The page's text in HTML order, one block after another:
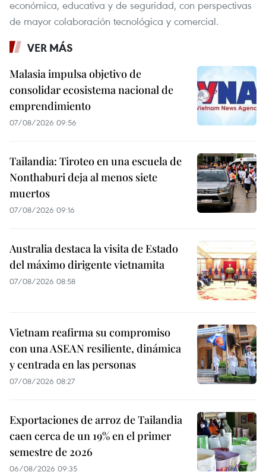
económica, educativa y de seguridad, con perspectivas
de mayor colaboración tecnológica y comercial.
VER MÁS
Malasia impulsa objetivo de
consolidar ecosistema nacional de
emprendimiento
07/08/2026 09:56
Tailandia: Tiroteo en una escuela de
Nonthaburi deja al menos siete
muertos
07/08/2026 09:16
Australia destaca la visita de Estado
del máximo dirigente vietnamita
07/08/2026 08:58
Vietnam reafirma su compromiso
con una ASEAN resiliente, dinámica
y centrada en las personas
07/08/2026 08:27
Exportaciones de arroz de Tailandia
caen cerca de un 19% en el primer
semestre de 2026
06/08/2026 09:35